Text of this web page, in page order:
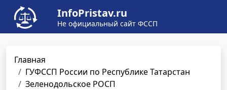
InfoPristav.ru
Не официальный сайт ФССП
Главная
ГУФССП России по Республике Татарстан
Зеленодольское РОСП